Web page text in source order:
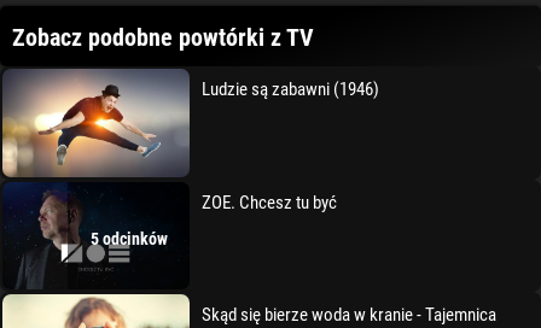
Zobacz podobne powtórki z TV
Ludzie są zabawni (1946)
5 odcinków
ZOE. Chcesz tu być
Skąd się bierze woda w kranie - Tajemnica